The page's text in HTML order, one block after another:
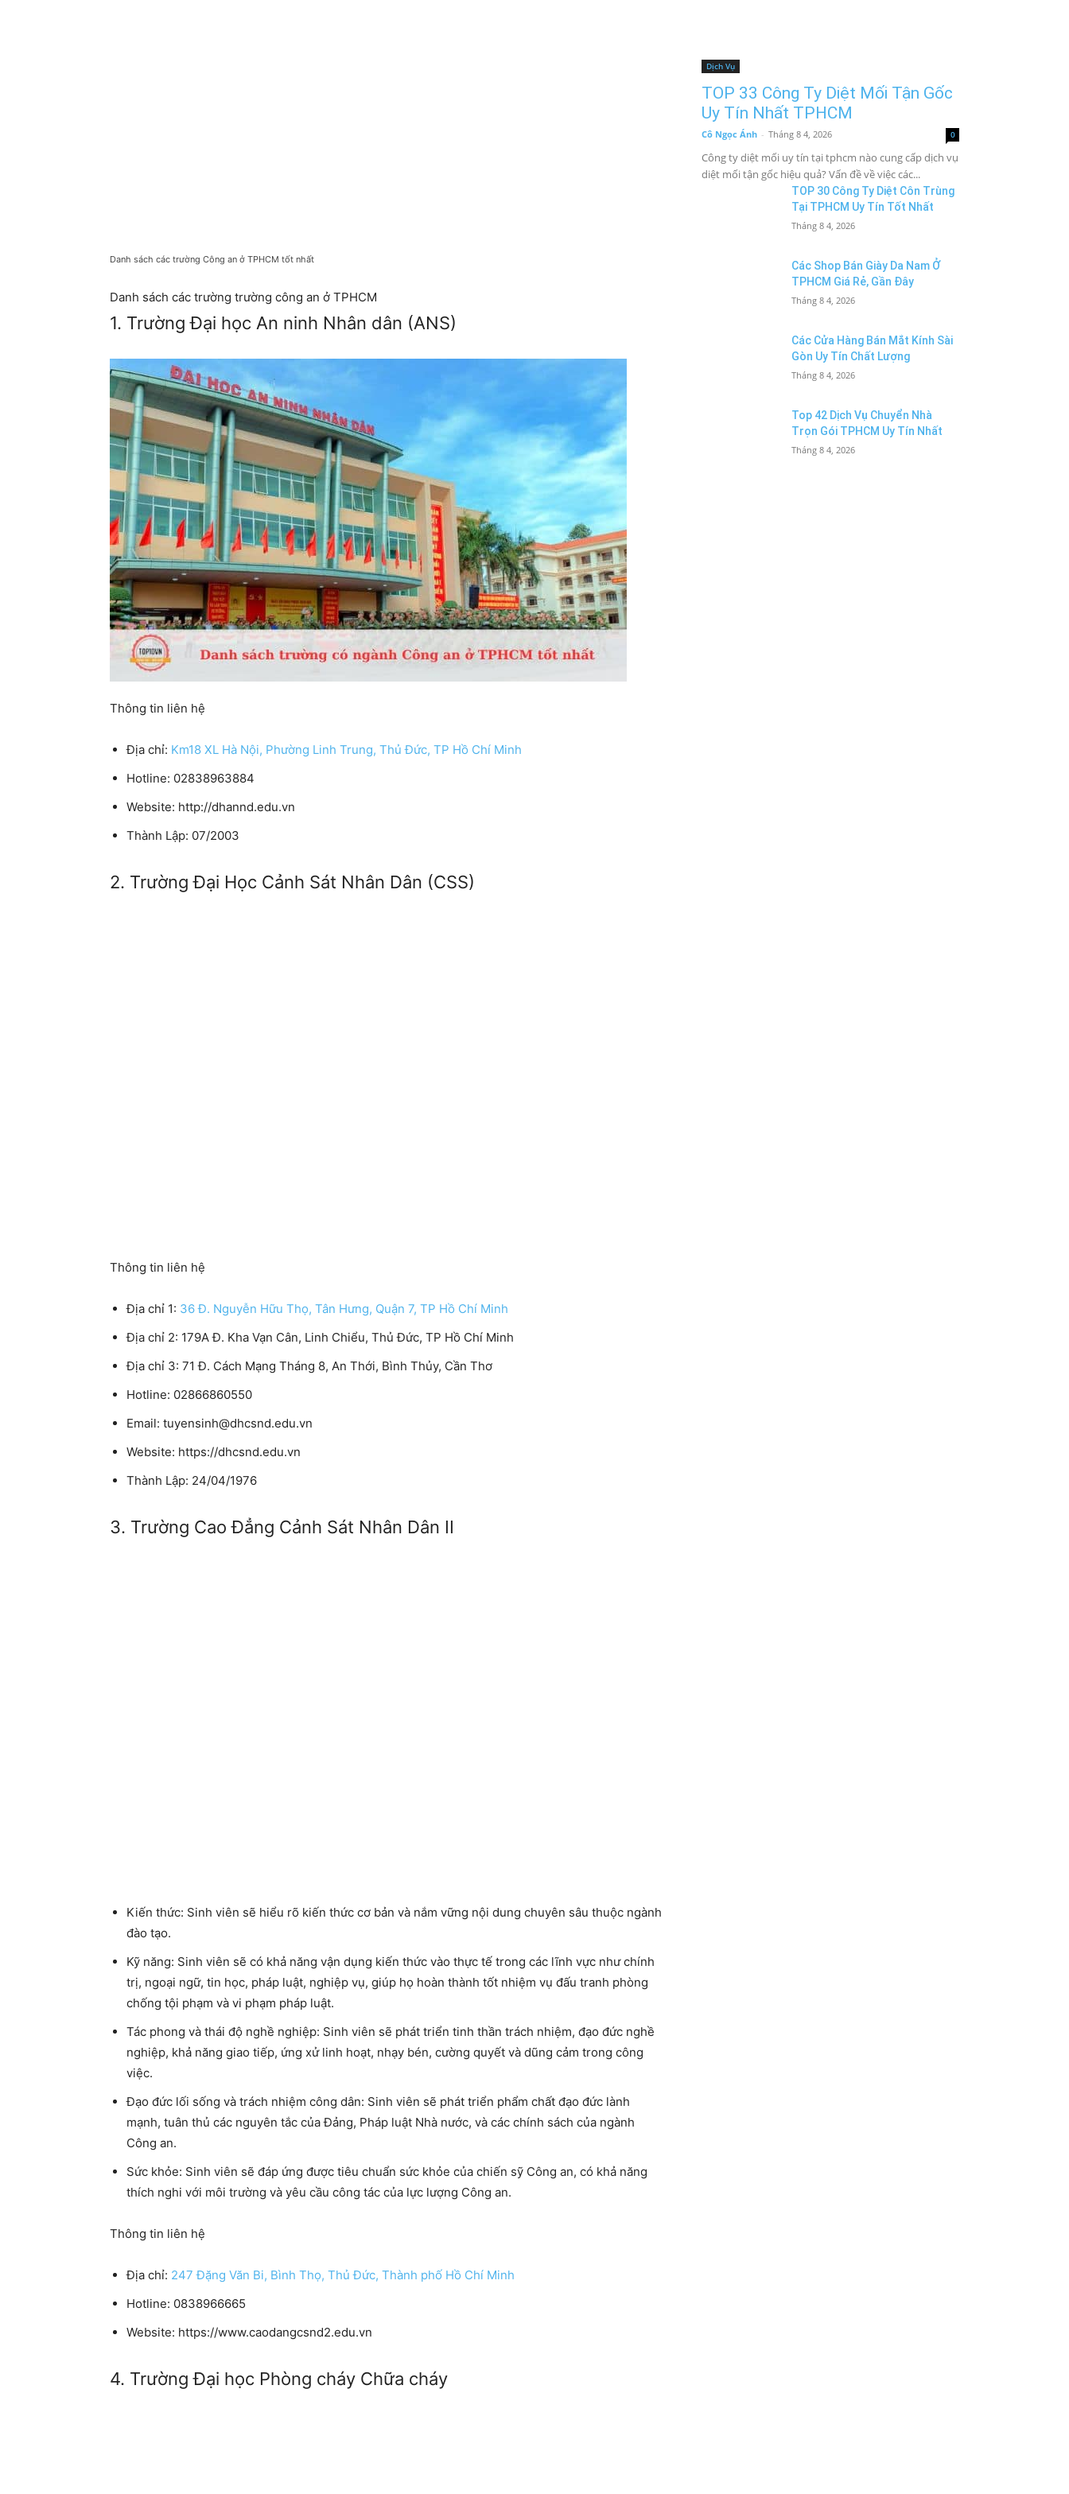
Danh sách các trường Công an ở TPHCM tốt nhất
Danh sách các trường trường công an ở TPHCM
1. Trường Đại học An ninh Nhân dân (ANS)
Thông tin liên hệ
Địa chỉ: Km18 XL Hà Nội, Phường Linh Trung, Thủ Đức, TP Hồ Chí Minh
Hotline: 02838963884
Website: http://dhannd.edu.vn
Thành Lập: 07/2003
2. Trường Đại Học Cảnh Sát Nhân Dân (CSS)
Thông tin liên hệ
Địa chỉ 1: 36 Đ. Nguyễn Hữu Thọ, Tân Hưng, Quận 7, TP Hồ Chí Minh
Địa chỉ 2: 179A Đ. Kha Vạn Cân, Linh Chiểu, Thủ Đức, TP Hồ Chí Minh
Địa chỉ 3: 71 Đ. Cách Mạng Tháng 8, An Thới, Bình Thủy, Cần Thơ
Hotline: 02866860550
Email: tuyensinh@dhcsnd.edu.vn
Website: https://dhcsnd.edu.vn
Thành Lập: 24/04/1976
3. Trường Cao Đẳng Cảnh Sát Nhân Dân II
Kiến thức: Sinh viên sẽ hiểu rõ kiến thức cơ bản và nắm vững nội dung chuyên sâu thuộc ngành
đào tạo.
Kỹ năng: Sinh viên sẽ có khả năng vận dụng kiến thức vào thực tế trong các lĩnh vực như chính
trị, ngoại ngữ, tin học, pháp luật, nghiệp vụ, giúp họ hoàn thành tốt nhiệm vụ đấu tranh phòng
chống tội phạm và vi phạm pháp luật.
Tác phong và thái độ nghề nghiệp: Sinh viên sẽ phát triển tinh thần trách nhiệm, đạo đức nghề
nghiệp, khả năng giao tiếp, ứng xử linh hoạt, nhạy bén, cường quyết và dũng cảm trong công
việc.
Đạo đức lối sống và trách nhiệm công dân: Sinh viên sẽ phát triển phẩm chất đạo đức lành
mạnh, tuân thủ các nguyên tắc của Đảng, Pháp luật Nhà nước, và các chính sách của ngành
Công an.
Sức khỏe: Sinh viên sẽ đáp ứng được tiêu chuẩn sức khỏe của chiến sỹ Công an, có khả năng
thích nghi với môi trường và yêu cầu công tác của lực lượng Công an.
Thông tin liên hệ
Địa chỉ: 247 Đặng Văn Bi, Bình Thọ, Thủ Đức, Thành phố Hồ Chí Minh
Hotline: 0838966665
Website: https://www.caodangcsnd2.edu.vn
4. Trường Đại học Phòng cháy Chữa cháy
Dịch Vụ
TOP 33 Công Ty Diệt Mối Tận Gốc
Uy Tín Nhất TPHCM
Cô Ngọc Ánh - Tháng 8 4, 2026 0
Công ty diệt mối uy tín tại tphcm nào cung cấp dịch vụ
diệt mối tận gốc hiệu quả? Vấn đề về việc các...
TOP 30 Công Ty Diệt Côn Trùng
Tại TPHCM Uy Tín Tốt Nhất
Tháng 8 4, 2026
Các Shop Bán Giày Da Nam Ở
TPHCM Giá Rẻ, Gần Đây
Tháng 8 4, 2026
Các Cửa Hàng Bán Mắt Kính Sài
Gòn Uy Tín Chất Lượng
Tháng 8 4, 2026
Top 42 Dịch Vụ Chuyển Nhà
Trọn Gói TPHCM Uy Tín Nhất
Tháng 8 4, 2026